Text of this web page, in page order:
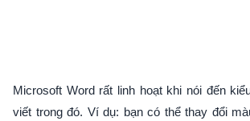
Microsoft Word rất linh hoạt khi nói đến
viết trong đó. Ví dụ: bạn có thể thay đổi